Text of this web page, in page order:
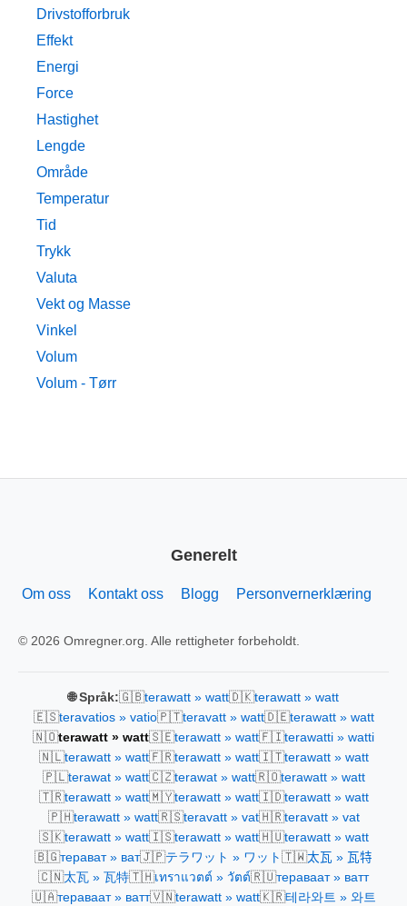
Drivstofforbruk
Effekt
Energi
Force
Hastighet
Lengde
Område
Temperatur
Tid
Trykk
Valuta
Vekt og Masse
Vinkel
Volum
Volum - Tørr
Generelt
Om oss Kontakt oss Blogg Personvernerklæring
© 2026 Omregner.org. Alle rettigheter forbeholdt.
🌐 Språk:🇬🇧terawatt » watt🇩🇰terawatt » watt
🇪🇸teravatios » vatio🇵🇹teravatt » watt🇩🇪terawatt » watt
🇳🇴terawatt » watt🇸🇪terawatt » watt🇫🇮terawatti » watti
🇳🇱terawatt » watt🇫🇷terawatt » watt🇮🇹terawatt » watt
🇵🇱terawat » watt🇨🇿terawat » watt🇷🇴terawatt » watt
🇹🇷terawatt » watt🇲🇾terawatt » watt🇮🇩terawatt » watt
🇵🇭terawatt » watt🇷🇸teravatt » vat🇭🇷teravatt » vat
🇸🇰terawatt » watt🇮🇸terawatt » watt🇭🇺terawatt » watt
🇧🇬терават » ват🇯🇵テラワット » ワット 🇹🇼太瓦 » 瓦特
🇨🇳太瓦 » 瓦特🇹🇭เทราแวตต์ » วัตต์🇷🇺тераваат » ватт
🇺🇦тераваат » ватт🇻🇳terawatt » watt🇰🇷테라와트 » 와트